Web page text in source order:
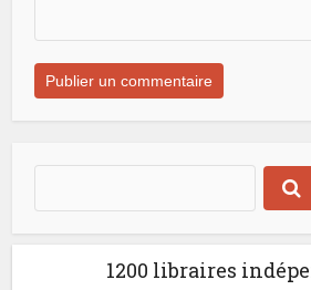
1200 libraires